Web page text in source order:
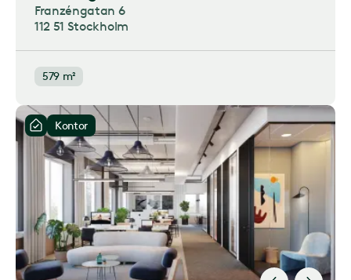
Franzéngatan 6
112 51 Stockholm
579 m²
Kontor